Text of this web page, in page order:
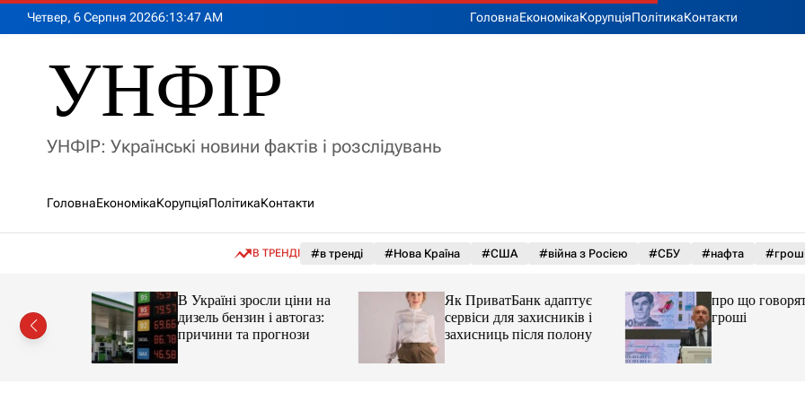
Четвер, 6 Серпня 20266:13:49AM ГоловнаЕкономікаКорупціяПолітикаКонтакти
УНФІР
УНФІР: Українські новини фактів і розслідувань
ГоловнаЕкономікаКорупціяПолітикаКонтакти
В ТРЕНДІ #в тренді #Нова Країна #США #війна з Росією #СБУ #нафта
В Україні зросли ціни на
дизель бензин і автогаз:
причини та прогнози
Як ПриватБанк адаптує
сервіси для захисників і
захисниць після полону
про що говорять
гроші